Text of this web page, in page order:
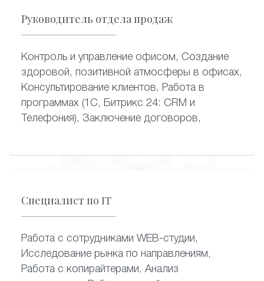
Руководитель отдела продаж
Контроль и управление офисом, Создание
здоровой, позитивной атмосферы в офисах,
Консультирование клиентов, Работа в
программах (1С, Битрикс 24: CRM и
Телефония), Заключение договоров,
Специалист по IT
Работа с сотрудниками WEB-студии,
Исследование рынка по направлениям,
Работа с копирайтерами, Анализ